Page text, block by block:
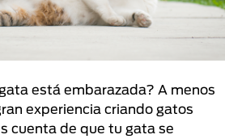
está embarazada? A menos
experiencia criando gatos
cuenta de que tu gata se